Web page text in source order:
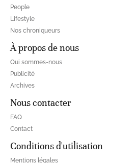
People
Lifestyle
Nos chroniqueurs
À propos de nous
Qui sommes-nous
Publicité
Archives
Nous contacter
FAQ
Contact
Conditions d'utilisation
Mentions légales